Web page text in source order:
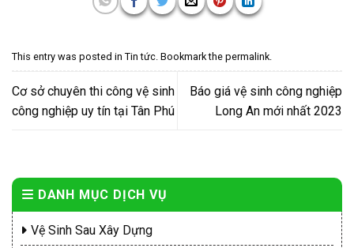
This entry was posted in Tin tức . Bookmark the permalink
Cơ sở chuyên thi công vệ sinh
công nghiệp uy tín tại Tân Phú
Báo giá vệ sinh công nghiệp
Long An mới nhất 2023
DANH MỤC DỊCH VỤ
Vệ Sinh Sau Xây Dựng